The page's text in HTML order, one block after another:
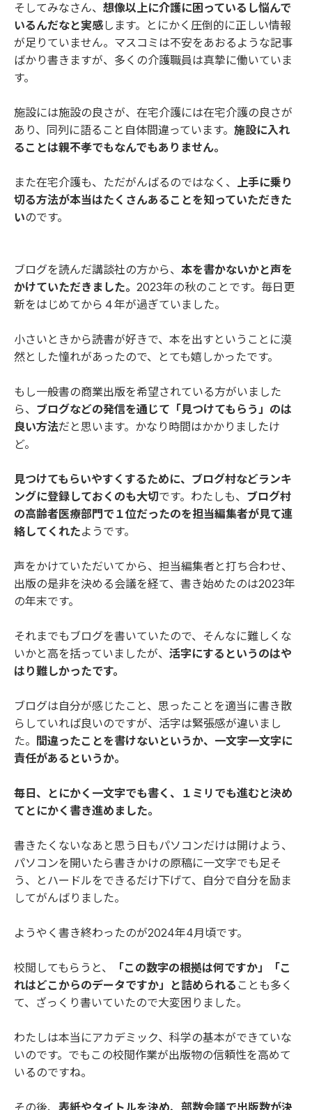
そしてみなさん、 想像以上に介護に困っているし悩んで
いるんだなと実感します。とにかく圧倒的に正しい情報
が足りていません。マスコミは不安をあおるような記事
ばかり書きますが、多くの介護職員は真摯に働いていま
す。
施設には施設の良さが、在宅介護には在宅介護の良さが
あり、同列に語ること自体間違っています。 施設に入れ
ることは親不孝でもなんでもありません。
また在宅介護も、ただがんばるのではなく、 上手に乗り
切る方法が本当はたくさんあることを知っていただきた
いのです。
ブログを読んだ講談社の方から、 本を書かないかと声を
かけていただきました。 2023年の秋のことです。毎日更
新をはじめてから４年が過ぎていました。
小さいときから読書が好きで、本を出すということに漠
然とした憧れがあったので、とても嬉しかったです。
もし一般書の商業出版を希望されている方がいました
ら、 ブログなどの発信を通じて「見つけてもらう」のは
良い方法だと思います。かなり時間はかかりましたけ
ど。
見つけてもらいやすくするために、ブログ村などランキ
ングに登録しておくのも大切です。わたしも、 ブログ村
の高齢者医療部門で１位だったのを担当編集者が見て連
絡してくれたようです。
声をかけていただいてから、担当編集者と打ち合わせ、
出版の是非を決める会議を経て、書き始めたのは2023年
の年末です。
それまでもブログを書いていたので、そんなに難しくな
いかと高を括っていましたが、 活字にするというのはや
はり難しかったです。
ブログは自分が感じたこと、思ったことを適当に書き散
らしていれば良いのですが、活字は緊張感が違いまし
た。
間違ったことを書けないというか、一文字一文字に
責任があるというか。
毎日、とにかく一文字でも書く、１ミリでも進むと決め
てとにかく書き進めました。
書きたくないなあと思う日もパソコンだけは開けよう、
パソコンを開いたら書きかけの原稿に一文字でも足そ
う、とハードルをできるだけ下げて、自分で自分を励ま
してがんばりました。
ようやく書き終わったのが2024年4月頃です。
校閲してもらうと、
「この数字の根拠は何ですか」「こ
れはどこからのデータですか」と詰められる ことも多く
て、ざっくり書いていたので大変困りました。
わたしは本当にアカデミック、科学の基本ができていな
いのです。でもこの校閲作業が出版物の信頼性を高めて
いるのですね。